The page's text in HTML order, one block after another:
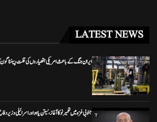
LATEST NEWS
ایران جنگ کے باعث امریکی ہتھیاروں کی قلت، پینٹاگون
جنوبی غزہ میں تعمیر نو کا آغاز، نیتن یاہو اور اسرائیلی وزیر